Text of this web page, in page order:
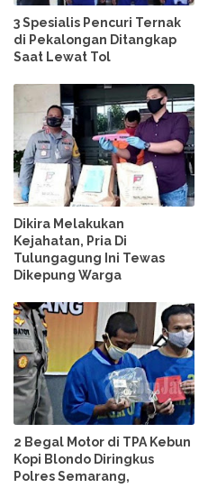
3 Spesialis Pencuri Ternak
di Pekalongan Ditangkap
Saat Lewat Tol
Dikira Melakukan
Kejahatan, Pria Di
Tulungagung Ini Tewas
Dikepung Warga
2 Begal Motor di TPA Kebun
Kopi Blondo Diringkus
Polres Semarang,